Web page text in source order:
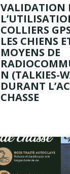
VALIDATION
COLLIERS
LES CHIENS
MOYENS DE
N (TALKIES-
DURANT
CHASSE